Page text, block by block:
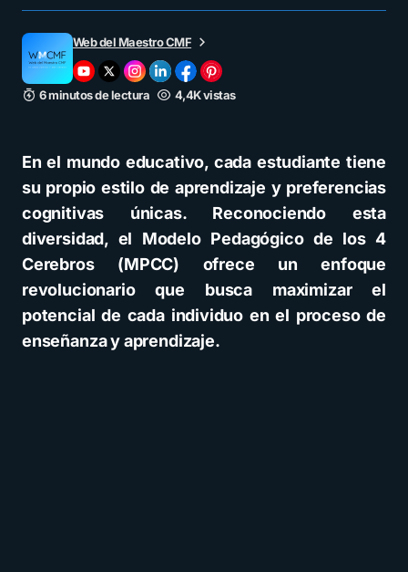
Web del Maestro CMF
6 minutos de lectura 4,4K vistas
En el mundo educativo, cada estudiante tiene
su propio estilo de aprendizaje y preferencias
cognitivas únicas. Reconociendo esta
diversidad, el Modelo Pedagógico de los 4
Cerebros (MPCC) ofrece un enfoque
revolucionario que busca maximizar el
potencial de cada individuo en el proceso de
enseñanza y aprendizaje.